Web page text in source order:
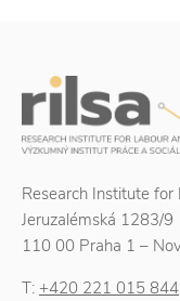
Research Institute
Jeruzalémská 1283/9
110 00 Praha 1 –
T: +420 221 015 844